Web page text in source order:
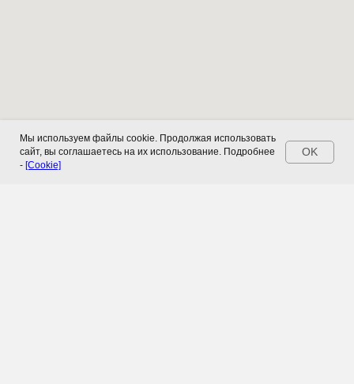
Мы используем файлы cookie. Продолжая использовать
сайт, вы соглашаетесь на их использование. Подробнее
- [Cookie]
OK